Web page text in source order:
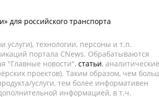
для российского транспорта
технологии, персоны и т.п.
портала CNews. Обрабатываются
"Главные новости", статьи, аналитические
проектов). Таким образом, чем
услуги, тем более информативен
информацией, в т.ч.